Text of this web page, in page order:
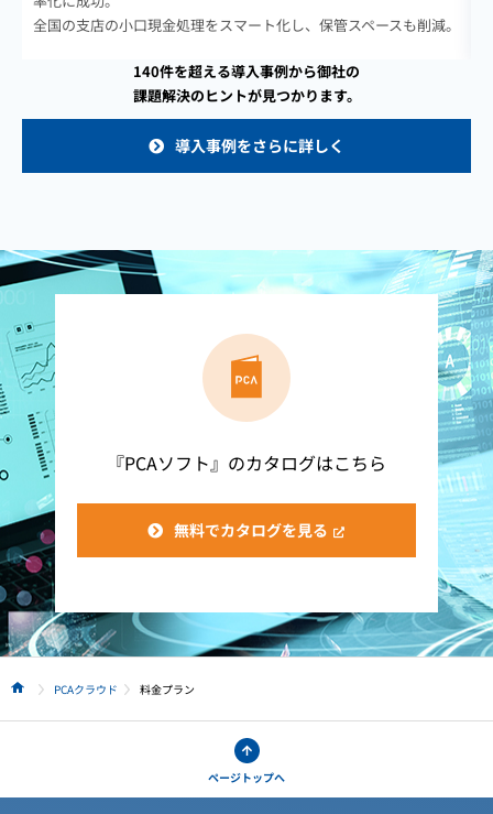
全国の支店の小口現金処理をスマート化し、保管スペースも削減。
140件を超える導入事例から御社の
課題解決のヒントが見つかります。
導入事例をさらに詳しく
『PCAソフト』のカタログはこちら
無料でカタログを見る
HOME PCAクラウド 料金プラン
ページトップへ